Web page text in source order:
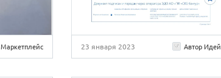
Маркетплейс 23 января 2023 Автор Идей